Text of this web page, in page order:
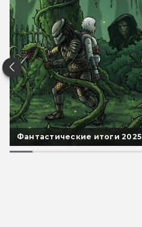
Фантастические итоги 2025